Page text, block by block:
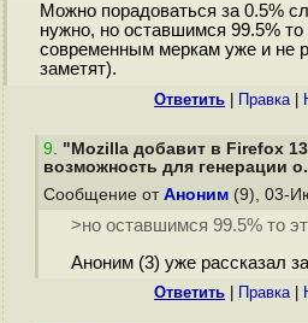
Можно порадоваться за 0.5%
нужно, но оставшимся 99.5%
современным меркам уже и не
заметят).
Ответить Правка|
9. "Mozilla добавит в Firefox
возможность для генерации
Сообщение от Аноним (9), 03-
>но оставшимся 99.5% то
Аноним (3) уже рассказал
Ответить Правка|